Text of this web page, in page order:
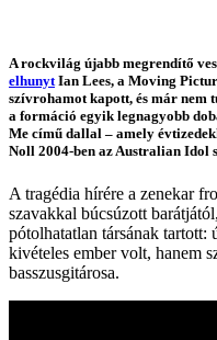
A rockvilág újabb megrendítő
elhunyt Ian Lees, a Moving
szívrohamot kapott, és már nem
a formáció egyik legnagyobb
Me című dallal – amely
Noll 2004-ben az Australian Idol
A tragédia hírére a zenekar
szavakkal búcsúzott
pótolhatatlan társának tartott:
kivételes ember volt, hanem
basszusgitárosa.